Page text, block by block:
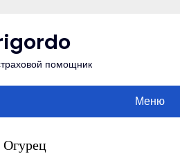
помощник
Меню
Огурец